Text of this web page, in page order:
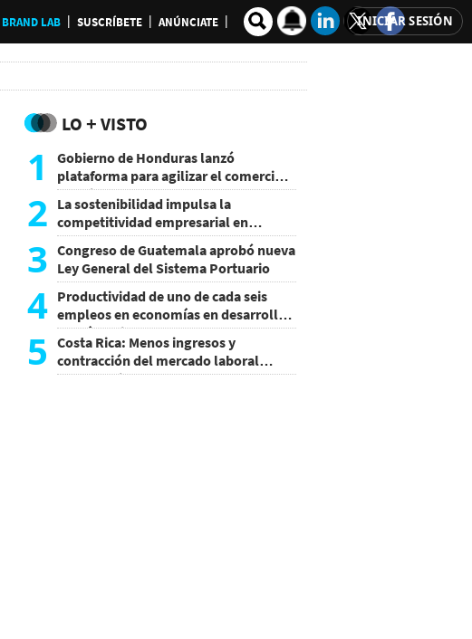
BRAND LAB SUSCRÍBETE ANÚNCIATE INICIAR SESIÓN
LO + VISTO
1
Gobierno de Honduras lanzó
plataforma para agilizar el comercio
exterior
2 La sostenibilidad impulsa la
competitividad empresarial en
Guatemala
3 Congreso de Guatemala aprobó nueva
Ley General del Sistema Portuario
4 Productividad de uno de cada seis
empleos en economías en desarrollo
podría mejorar por la IA
5
Costa Rica: Menos ingresos y
contracción del mercado laboral
causan baja del consumo